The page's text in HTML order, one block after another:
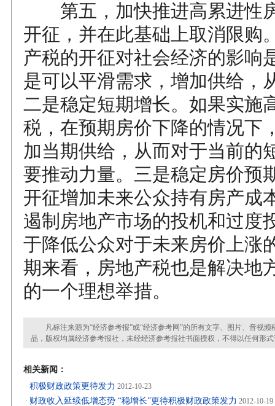
第五，加快推进高累进性
开征，并在此基础上取消限购
产税的开征对社会经济的影响
是可以平滑需求，增加供给，
二是稳定短期增长。如果实施
税，在预期房价下降的情况下
加当期供给，从而对于当前的
要推动力量。三是稳定房价预
开征增加未来公众持有房产成
遏制房地产市场的投机和过度
于降低公众对于未来房价上涨
期来看，房地产税也是解决地
的一个理想举措。
凡标注来源为“经济参考报”或“经济参考网”的所有文字、图片、音视频
品，版权均属经济参考报社，未经经济参考报社书面授权，不得以任何形
相关新闻：
· 积极财政政策更待发力 2012-10-23
· 财政收入延续低增态势 “稳增长”更待积极财政政策发力 2012-10-19